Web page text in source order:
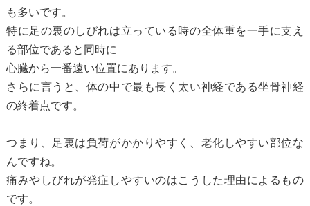
も多いです。
特に足の裏のしびれは立っている時の全体重を一手に支え
る部位であると同時に
心臓から一番遠い位置にあります。
さらに言うと、体の中で最も長く太い神経である坐骨神経
の終着点です。
つまり、足裏は負荷がかかりやすく、老化しやすい部位な
んですね。
痛みやしびれが発症しやすいのはこうした理由によるもの
です。